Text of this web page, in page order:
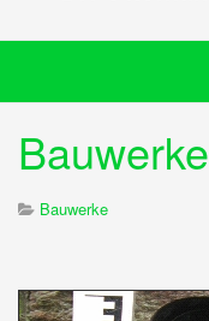
Bauwerke
Bauwerke